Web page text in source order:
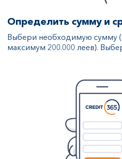
Определить сумму и
Выбери необходимую сумму
максимум 200.000 леев).